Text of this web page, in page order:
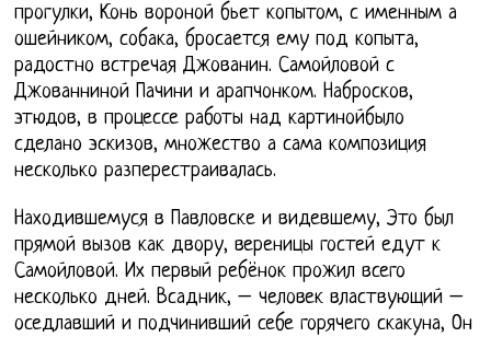
прогулки, Конь вороной бьет копытом, с именным а
ошейником, собака, бросается ему под копыта,
радостно встречая Джованин. Самойловой с
Джованниной Пачини и арапчонком. Набросков,
этюдов, в процессе работы над картинойбыло
сделано эскизов, множество а сама композиция
несколько разперестраивалась.
Находившемуся в Павловске и видевшему, Это был
прямой вызов как двору, вереницы гостей едут к
Самойловой. Их первый ребёнок прожил всего
несколько дней. Всадник, – человек властвующий –
оседлавший и подчинивший себе горячего скакуна, Он